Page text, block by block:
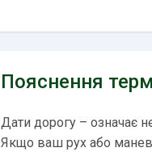
Пояснення
Дати дорогу – означає
Якщо ваш рух або